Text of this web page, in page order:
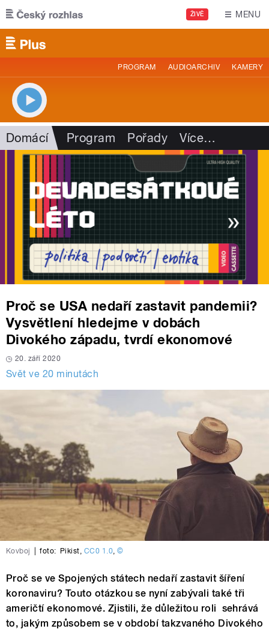
Přejít k hlavnímu obsahu
ŽIVĚ MENU
PROGRAM AUDIOARCHIV KAMERY
Domácí Program Pořady Více…
Proč se USA nedaří zastavit pandemii?
Vysvětlení hledejme v dobách
Divokého západu, tvrdí ekonomové
20. září 2020
Svět ve 20 minutách
Kovboj foto: Pikist, CC0 1.0, ©
Proč se ve Spojených státech nedaří zastavit šíření
koronaviru? Touto otázkou se nyní zabývali také tři
američtí ekonomové. Zjistili, že důležitou roli sehrává
to, jakým způsobem se v období takzvaného Divokého